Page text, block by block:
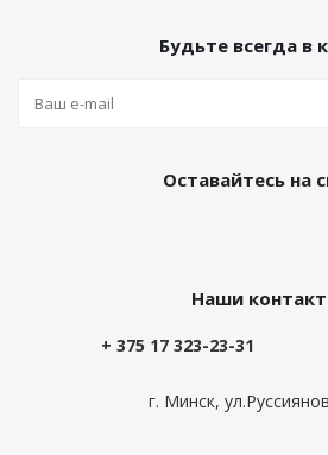
Будьте всегда в
Оставайтесь на
Наши
+ 375 17 323-23-31
г. Минск,